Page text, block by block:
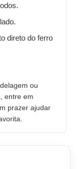
direto do ferro
ou
entre em
prazer ajudar